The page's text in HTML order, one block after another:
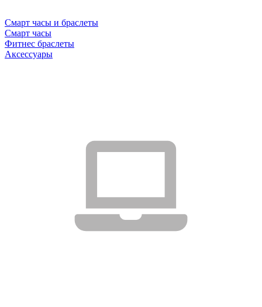
Смарт часы и браслеты
Смарт часы
Фитнес браслеты
Аксессуары